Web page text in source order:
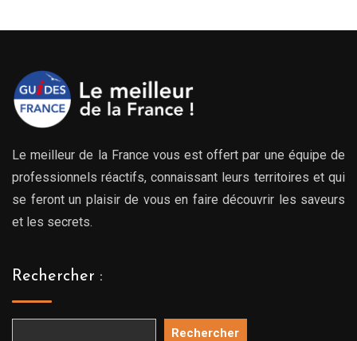
à
Le meilleur de la France vous est offert par une équipe de
professionnels réactifs, connaissant leurs territoires et qui
se feront un plaisir de vous en faire découvrir les saveurs
et les secrets.
Rechercher :
Rechercher